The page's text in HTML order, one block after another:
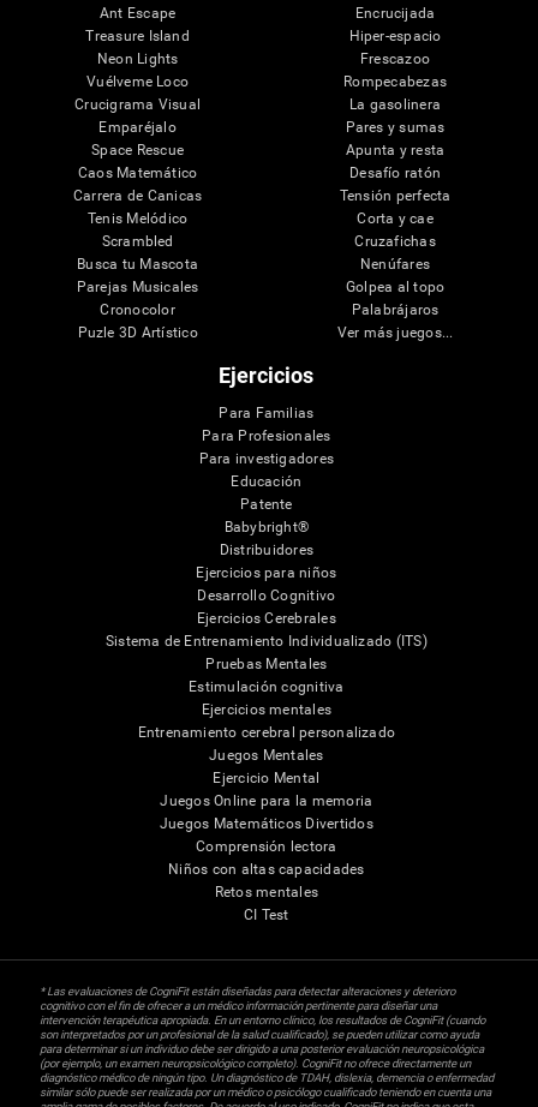
Ant Escape
Treasure Island
Neon Lights
Vuélveme Loco
Crucigrama Visual
Emparéjalo
Space Rescue
Caos Matemático
Carrera de Canicas
Tenis Melódico
Scrambled
Busca tu Mascota
Parejas Musicales
Cronocolor
Puzle 3D Artístico
Encrucijada
Hiper-espacio
Frescazoo
Rompecabezas
La gasolinera
Pares y sumas
Apunta y resta
Desafío ratón
Tensión perfecta
Corta y cae
Cruzafichas
Nenúfares
Golpea al topo
Palabrájaros
Ver más juegos...
Ejercicios
Para Familias
Para Profesionales
Para investigadores
Educación
Patente
Babybright®
Distribuidores
Ejercicios para niños
Desarrollo Cognitivo
Ejercicios Cerebrales
Sistema de Entrenamiento Individualizado (ITS)
Pruebas Mentales
Estimulación cognitiva
Ejercicios mentales
Entrenamiento cerebral personalizado
Juegos Mentales
Ejercicio Mental
Juegos Online para la memoria
Juegos Matemáticos Divertidos
Comprensión lectora
Niños con altas capacidades
Retos mentales
CI Test
* Las evaluaciones de CogniFit están diseñadas para detectar alteraciones y deterioro
cognitivo con el fin de ofrecer a un médico información pertinente para diseñar una
intervención terapéutica apropiada. En un entorno clínico, los resultados de CogniFit (cuando
son interpretados por un profesional de la salud cualificado), se pueden utilizar como ayuda
para determinar si un individuo debe ser dirigido a una posterior evaluación neuropsicológica
(por ejemplo, un examen neuropsicológico completo). CogniFit no ofrece directamente un
diagnóstico médico de ningún tipo. Un diagnóstico de TDAH, dislexia, demencia o enfermedad
similar sólo puede ser realizada por un médico o psicólogo cualificado teniendo en cuenta una